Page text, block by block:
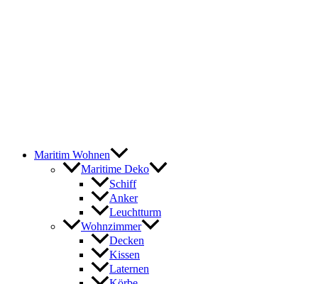
Maritim Wohnen
Maritime Deko
Schiff
Anker
Leuchtturm
Wohnzimmer
Decken
Kissen
Laternen